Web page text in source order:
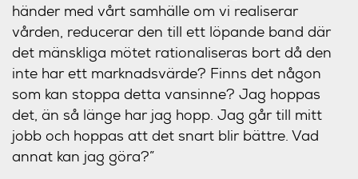
händer med vårt samhälle om vi realiserar
vården, reducerar den till ett löpande band där
det mänskliga mötet rationaliseras bort då den
inte har ett marknadsvärde? Finns det någon
som kan stoppa detta vansinne? Jag hoppas
det, än så länge har jag hopp. Jag går till mitt
jobb och hoppas att det snart blir bättre. Vad
annat kan jag göra?”